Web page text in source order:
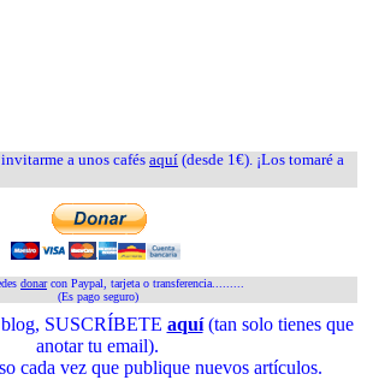
a unos cafés aquí (desde 1€). ¡Los tomaré a
donarcon Paypal, tarjeta o transferencia.........
(Es pago seguro)
blog, SUSCRÍBETE aquí(tan solo tienes que
anotar tu email).
cada vez que publique nuevos artículos.